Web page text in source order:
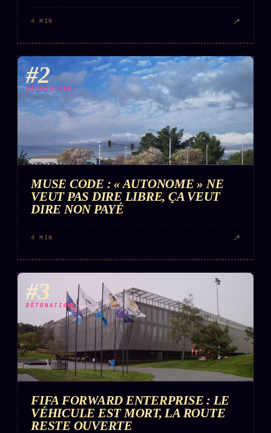
4 MIN ↗
#2
DÉTONATION
MUSE CODE : « AUTONOME » NE
VEUT PAS DIRE LIBRE, ÇA VEUT
DIRE NON PAYÉ
4 MIN ↗
#3
DÉTONATION
FIFA FORWARD ENTERPRISE : LE
VÉHICULE EST MORT, LA ROUTE
RESTE OUVERTE